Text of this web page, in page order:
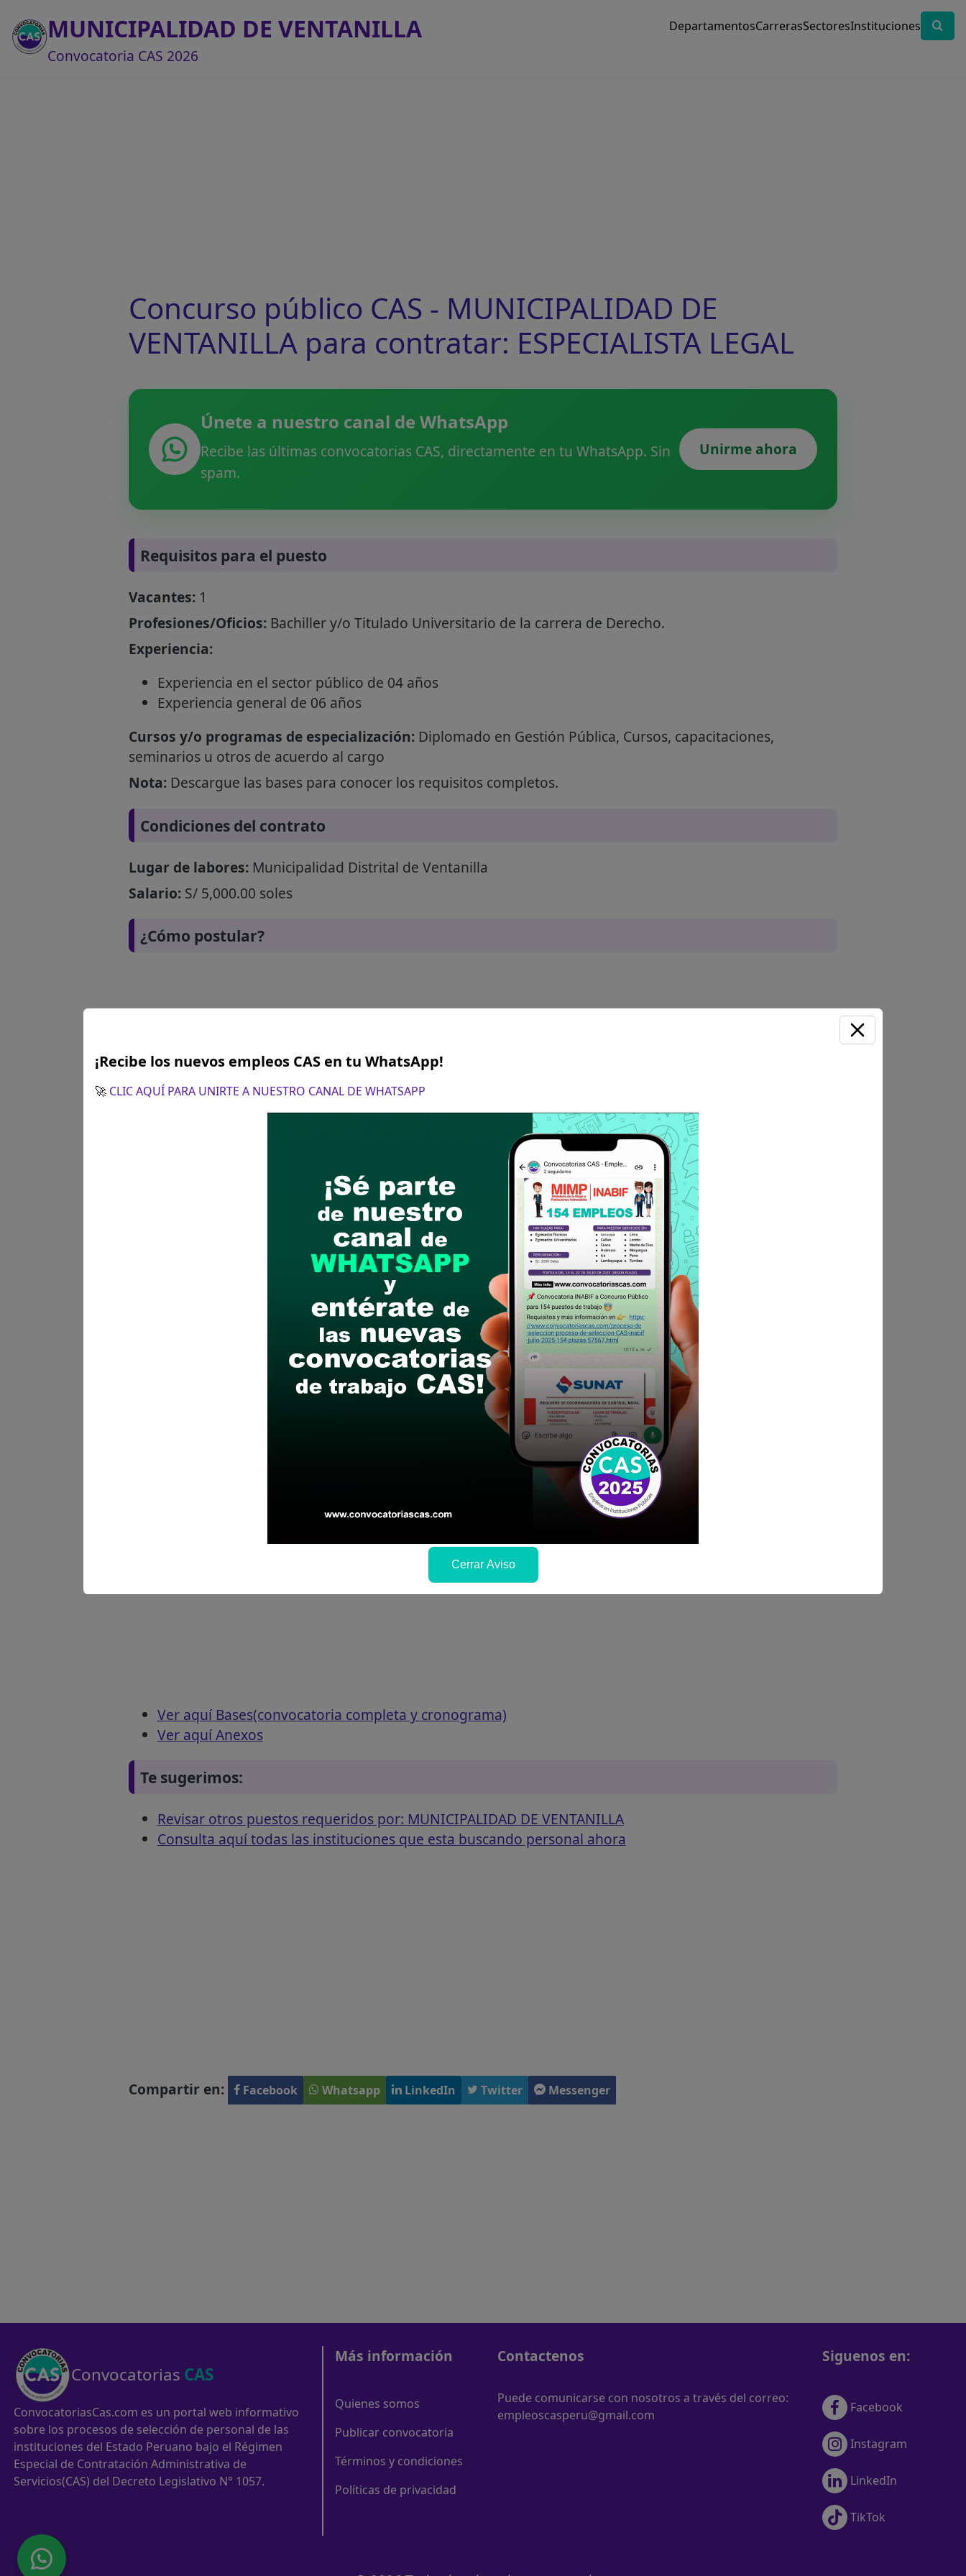
MUNICIPALIDAD DE VENTANILLA
Convocatoria CAS 2026
DepartamentosCarrerasSectoresInstituciones
Concurso público CAS - MUNICIPALIDAD DE
VENTANILLA para contratar: ESPECIALISTA LEGAL
Únete a nuestro canal de WhatsApp
Recibe las últimas convocatorias CAS, directamente en tu WhatsApp. Sin
spam.
Unirme ahora
Requisitos para el puesto
Vacantes:1
Profesiones/Oficios:Bachiller y/o Titulado Universitario de la carrera de Derecho.
Experiencia:
Experiencia en el sector público de 04 años
Experiencia general de 06 años
Cursos y/o programas de especialización:Diplomado en Gestión Pública, Cursos, capacitaciones,
seminarios u otros de acuerdo al cargo
Nota:Descargue las bases para conocer los requisitos completos.
Condiciones del contrato
Lugar de labores:Municipalidad Distrital de Ventanilla
Salario:S/ 5,000.00 soles
¿Cómo postular?
28 de abril de 2025
en el horario de 08:15 a.m. a 04:00 p.m
Presentación de la hoja de vida documentada, vía correo electrónico al siguiente correo:
royarce@muniventanilla.gob.peTodos los CV deben contener las DECLARACIONES JURADAS debidamente
llenadas y firmadas, las cuales están en la Página Web de Municipalidad Distrital de Ventanilla
Recomendaciones para postular
Descarga y revisa a detalle las bases del concurso público
Antes de postular, verifica si cumples con los requisitos para el puesto
Prepara tu documentación y presentalo en la fechas y por los medios que indica las bases
Revisar el cronograma para conocer cuando se publicará los resultados
Ver aquí Bases(convocatoria completa y cronograma)
Ver aquí Anexos
Te sugerimos:
Revisar otros puestos requeridos por: MUNICIPALIDAD DE VENTANILLA
Consulta aquí todas las instituciones que esta buscando personal ahora
Compartir en: Facebook Whatsapp LinkedIn Twitter Messenger
Convocatorias CAS
ConvocatoriasCas.com es un portal web informativo
sobre los procesos de selección de personal de las
instituciones del Estado Peruano bajo el Régimen
Especial de Contratación Administrativa de
Servicios(CAS) del Decreto Legislativo N° 1057.
Más información
Quienes somos
Publicar convocatoria
Términos y condiciones
Políticas de privacidad
Contactenos
Puede comunicarse con nosotros a través del correo:
empleoscasperu@gmail.com
Siguenos en:
Facebook
Instagram
LinkedIn
TikTok
¡Recibe los nuevos empleos CAS en tu WhatsApp!
🚀 CLIC AQUÍ PARA UNIRTE A NUESTRO CANAL DE WHATSAPP
Cerrar Aviso